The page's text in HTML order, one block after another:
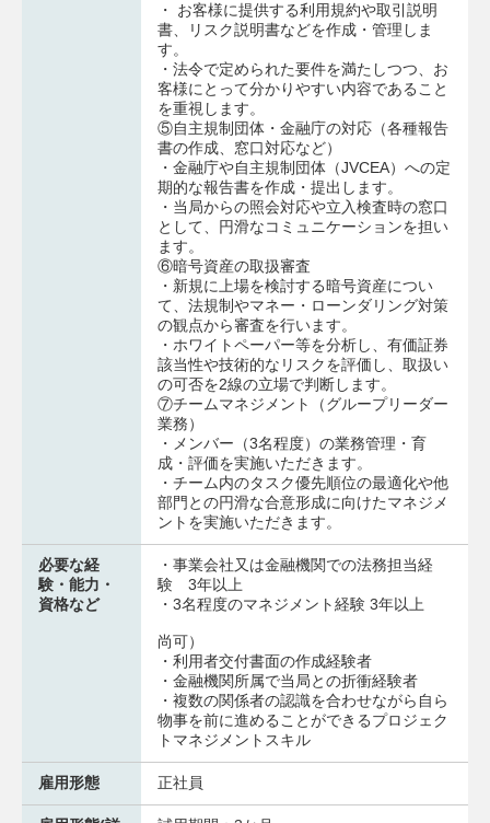
・ お客様に提供する利用規約や取引説明
書、リスク説明書などを作成・管理しま
す。
・法令で定められた要件を満たしつつ、お
客様にとって分かりやすい内容であること
を重視します。
⑤自主規制団体・金融庁の対応（各種報告
書の作成、窓口対応など）
・金融庁や自主規制団体（JVCEA）への定
期的な報告書を作成・提出します。
・当局からの照会対応や立入検査時の窓口
として、円滑なコミュニケーションを担い
ます。
⑥暗号資産の取扱審査
・新規に上場を検討する暗号資産につい
て、法規制やマネー・ローンダリング対策
の観点から審査を行います。
・ホワイトペーパー等を分析し、有価証券
該当性や技術的なリスクを評価し、取扱い
の可否を2線の立場で判断します。
⑦チームマネジメント（グループリーダー
業務）
・メンバー（3名程度）の業務管理・育
成・評価を実施いただきます。
・チーム内のタスク優先順位の最適化や他
部門との円滑な合意形成に向けたマネジメ
ントを実施いただきます。
必要な経
験・能力・
資格など
・事業会社又は金融機関での法務担当経
験 3年以上
・3名程度のマネジメント経験 3年以上
尚可）
・利用者交付書面の作成経験者
・金融機関所属で当局との折衝経験者
・複数の関係者の認識を合わせながら自ら
物事を前に進めることができるプロジェク
トマネジメントスキル
雇用形態 正社員